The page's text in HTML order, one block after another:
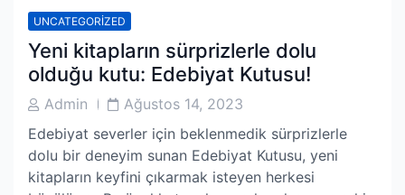
UNCATEGORIZED
Yeni kitapların sürprizlerle dolu
olduğu kutu: Edebiyat Kutusu!
PostAdmin
PostAğustos 14, 2023
Edebiyat severler için beklenmedik sürprizlerle
dolu bir deneyim sunan Edebiyat Kutusu, yeni
kitapların keyfini çıkarmak isteyen herkesi